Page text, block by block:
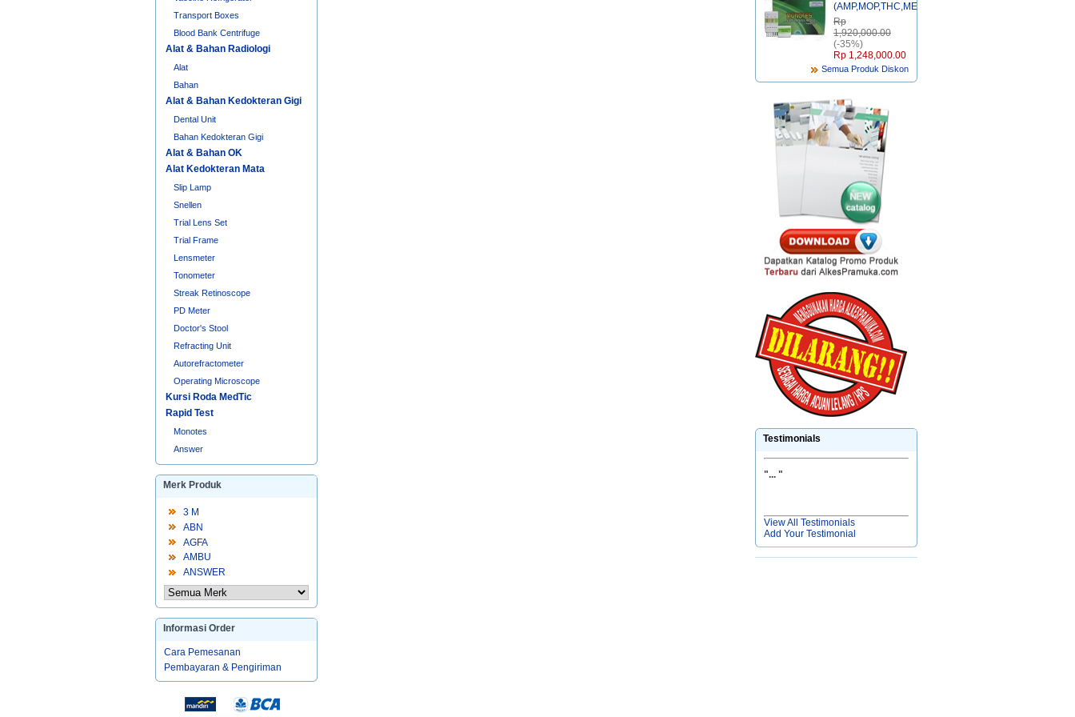
Transport Boxes
Blood Bank Centrifuge
Alat & Bahan Radiologi
Alat
Bahan
Alat & Bahan Kedokteran Gigi
Dental Unit
Bahan Kedokteran Gigi
Alat & Bahan OK
Alat Kedokteran Mata
Slip Lamp
Snellen
Trial Lens Set
Trial Frame
Lensmeter
Tonometer
Streak Retinoscope
PD Meter
Doctor's Stool
Refracting Unit
Autorefractometer
Operating Microscope
Kursi Roda MedTic
Rapid Test
Monotes
Answer
Merk Produk
3 M
ABN
AGFA
AMBU
ANSWER
Informasi Order
Cara Pemesanan
Pembayaran & Pengiriman
(AMP,MOP,THC,MET,COC,BZO)
Rp‎
1,920,000.00
(-35%)
Rp‎ 1,248,000.00
Semua Produk Diskon
Testimonials
"... "
View All Testimonials
Add Your Testimonial